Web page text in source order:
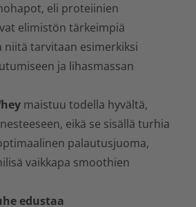
eli proteiinien
elimistön tärkeimpiä
niitä tarvitaan esimerkiksi
ja lihasmassan
maistuu todella hyvältä,
eikä se sisällä turhia
palautusjuoma,
vaikkapa smoothien
edustaa